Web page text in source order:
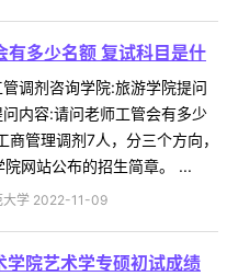
多少名额 复试科目是什
调剂咨询学院:旅游学院提问
内容:请问老师工管会有多少
管理调剂7人，分三个方向，
网站公布的招生简章。 ...
大学 2022-11-09
院艺术学专硕初试成绩